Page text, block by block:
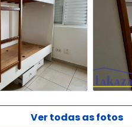
Ver todas as fotos